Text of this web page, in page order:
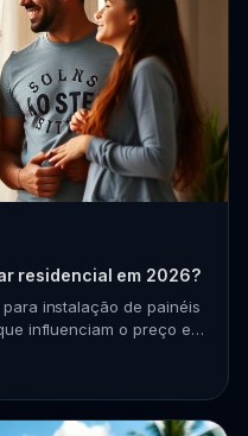
residencial em 2026?
instalação de painéis
influenciam o preço e